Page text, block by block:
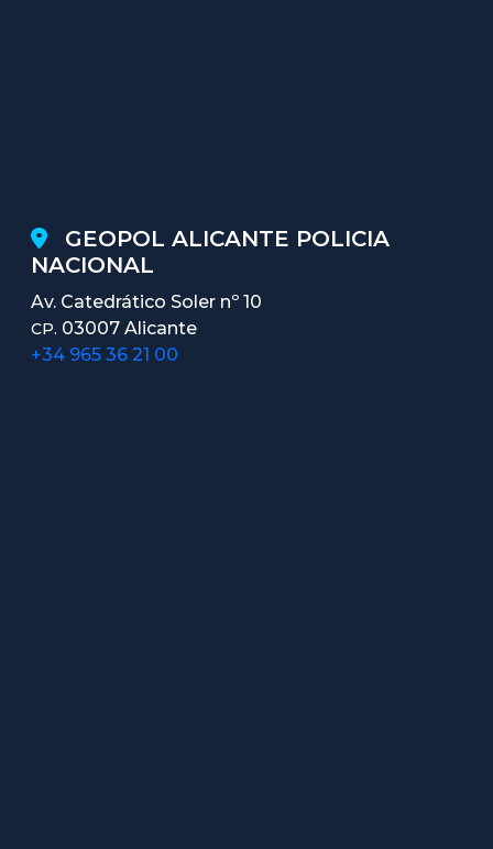
GEOPOL ALICANTE POLICIA
NACIONAL
Av. Catedrático Soler nº 10
CP. 03007 Alicante
+34 965 36 21 00